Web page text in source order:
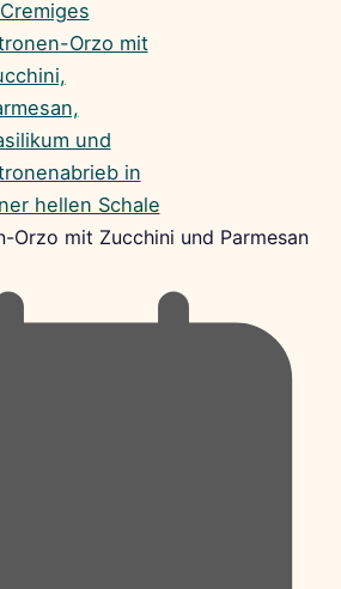
Orzo mit Zucchini und Parmesan